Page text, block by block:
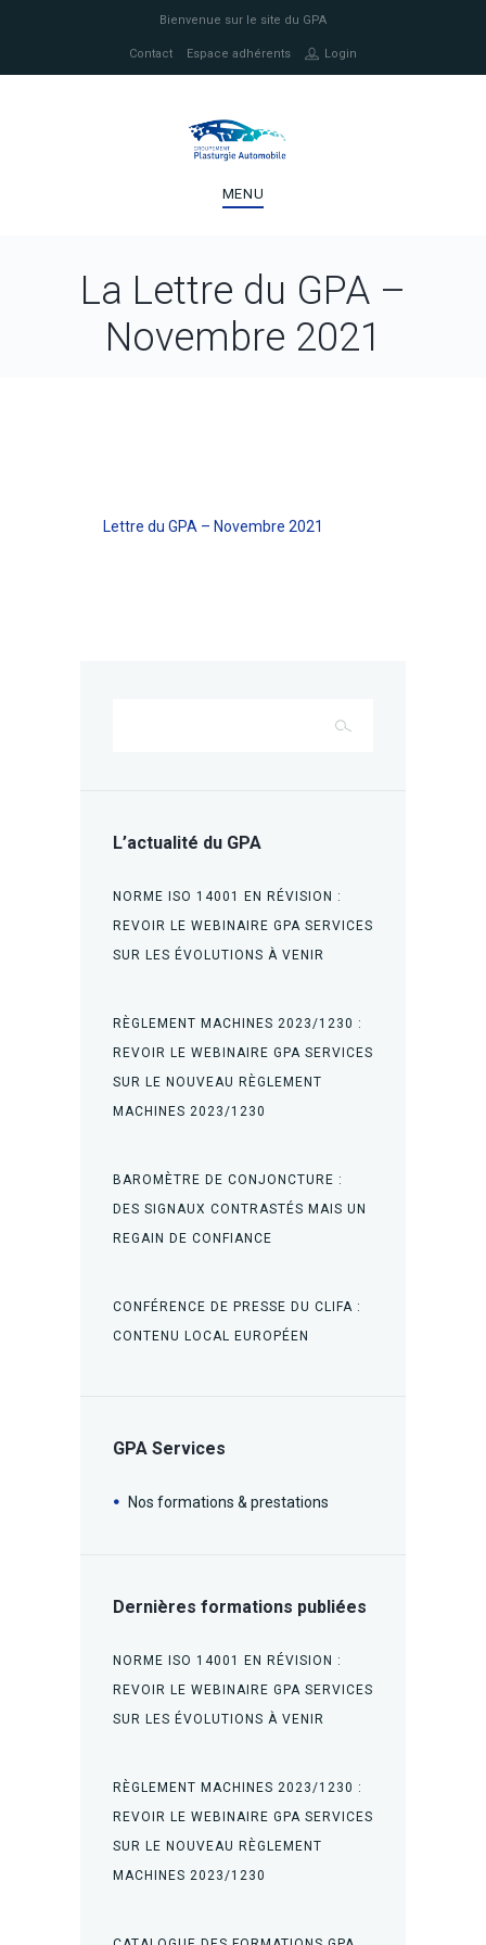
Bienvenue sur le site du GPA
Contact Espace adhérents Login
MENU
La Lettre du GPA –
Novembre 2021
Lettre du GPA – Novembre 2021
L’actualité du GPA
NORME ISO 14001 EN RÉVISION :
REVOIR LE WEBINAIRE GPA SERVICES
SUR LES ÉVOLUTIONS À VENIR
RÈGLEMENT MACHINES 2023/1230 :
REVOIR LE WEBINAIRE GPA SERVICES
SUR LE NOUVEAU RÈGLEMENT
MACHINES 2023/1230
BAROMÈTRE DE CONJONCTURE :
DES SIGNAUX CONTRASTÉS MAIS UN
REGAIN DE CONFIANCE
CONFÉRENCE DE PRESSE DU CLIFA :
CONTENU LOCAL EUROPÉEN
GPA Services
Nos formations & prestations
Dernières formations publiées
NORME ISO 14001 EN RÉVISION :
REVOIR LE WEBINAIRE GPA SERVICES
SUR LES ÉVOLUTIONS À VENIR
RÈGLEMENT MACHINES 2023/1230 :
REVOIR LE WEBINAIRE GPA SERVICES
SUR LE NOUVEAU RÈGLEMENT
MACHINES 2023/1230